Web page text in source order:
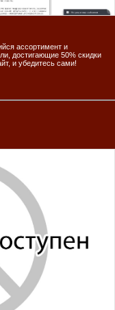
ассортимент и
достигающие 50% скидки
и убедитесь сами!